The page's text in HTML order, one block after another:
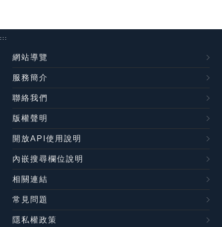
:::
網站導覽
服務簡介
聯絡我們
版權聲明
開放API使用說明
內嵌搜尋欄位說明
相關連結
常見問題
隱私權政策